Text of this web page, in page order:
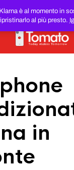
è al momento in
al più presto.
E TABLET
PREZZO DEL WEB!
in